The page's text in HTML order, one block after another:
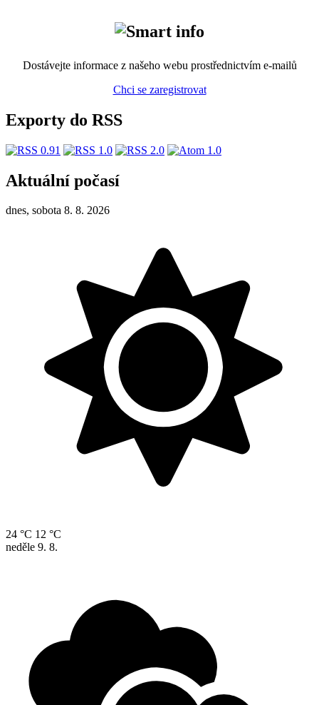
Dostávejte informace z našeho webu prostřednictvím e-mailů
Chci se zaregistrovat
Exporty do RSS
Aktuální počasí
dnes, sobota 8. 8. 2026
24 °C 12 °C
neděle 9. 8.